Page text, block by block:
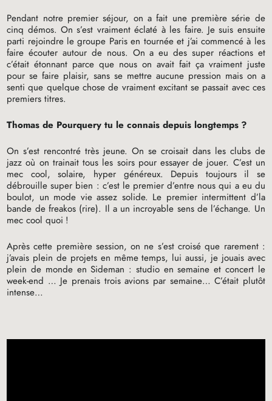
Pendant notre premier séjour, on a fait une première série de
cinq démos. On s’est vraiment éclaté à les faire. Je suis ensuite
parti rejoindre le groupe Paris en tournée et j’ai commencé à les
faire écouter autour de nous. On a eu des super réactions et
c’était étonnant parce que nous on avait fait ça vraiment juste
pour se faire plaisir, sans se mettre aucune pression mais on a
senti que quelque chose de vraiment excitant se passait avec ces
premiers titres.
Thomas de Pourquery tu le connais depuis longtemps ?
On s’est rencontré très jeune. On se croisait dans les clubs de
jazz où on trainait tous les soirs pour essayer de jouer. C’est un
mec cool, solaire, hyper généreux. Depuis toujours il se
débrouille super bien : c’est le premier d’entre nous qui a eu du
boulot, un mode vie assez solide. Le premier intermittent d’la
bande de freakos (rire). Il a un incroyable sens de l’échange. Un
mec cool quoi !
Après cette première session, on ne s’est croisé que rarement :
j’avais plein de projets en même temps, lui aussi, je jouais avec
plein de monde en Sideman : studio en semaine et concert le
week-end … Je prenais trois avions par semaine… C’était plutôt
intense…